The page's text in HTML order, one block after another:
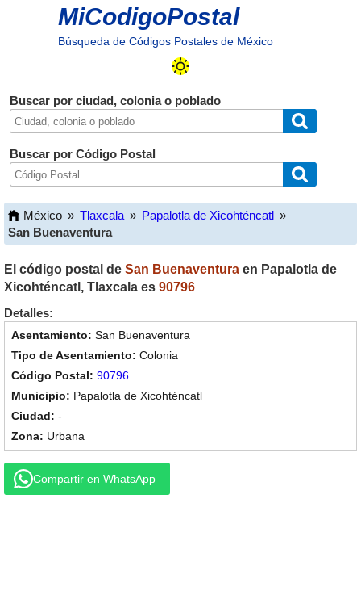
MiCodigoPostal
Búsqueda de Códigos Postales de México
Buscar por ciudad, colonia o poblado
Buscar por Código Postal
México » Tlaxcala » Papalotla de Xicohténcatl »
San Buenaventura
El código postal de San Buenaventura en Papalotla de
Xicohténcatl , Tlaxcala es 90796
Detalles:
San Buenaventura
Colonia
90796
Papalotla de Xicohténcatl
-
Urbana
Compartir en WhatsApp